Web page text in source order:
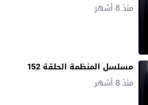
منذ 8 أشهر
مسلسل المنظمة الحلقة 152
منذ 8 أشهر